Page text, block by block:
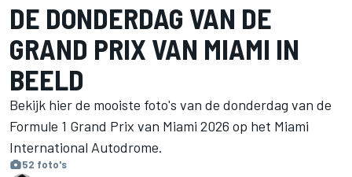
DE DONDERDAG VAN DE
GRAND PRIX VAN MIAMI IN
BEELD
Bekijk hier de mooiste foto's van de donderdag van de
Formule 1 Grand Prix van Miami 2026 op het Miami
International Autodrome.
52 foto's